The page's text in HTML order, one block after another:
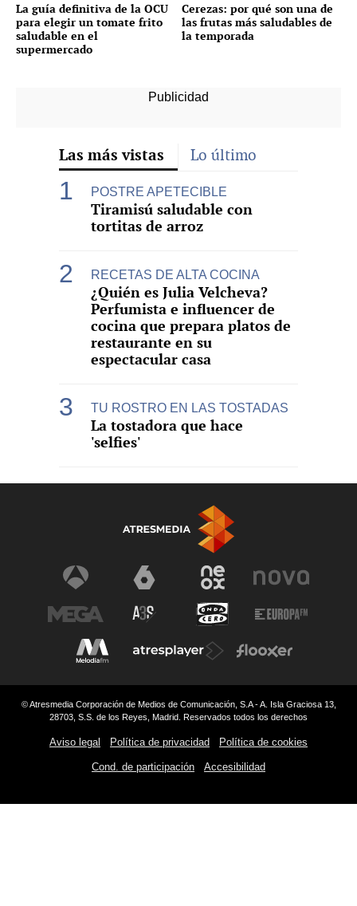
La guía definitiva de la OCU
para elegir un tomate frito
saludable en el
supermercado
Cerezas: por qué son una de
las frutas más saludables de
la temporada
Las más vistas Lo último
POSTRE APETECIBLE
Tiramisú saludable con
tortitas de arroz
RECETAS DE ALTA COCINA
¿Quién es Julia Velcheva?
Perfumista e influencer de
cocina que prepara platos de
restaurante en su
espectacular casa
TU ROSTRO EN LAS TOSTADAS
La tostadora que hace
'selfies'
© Atresmedia Corporación de Medios de Comunicación, S.A - A. Isla Graciosa 13,
28703, S.S. de los Reyes, Madrid. Reservados todos los derechos
Aviso legal Política de privacidad Política de cookies
Cond. de participación Accesibilidad